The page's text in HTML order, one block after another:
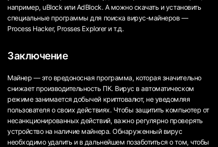
например, uBlock или AdBlock. А можно скачать и установить
специальные программы для поиска вирус-майнеров —
Process Hacker, Prosses Explorer и т.д.
Заключение
Майнер — это вредоносная программа, которая значительно
снижает производительность ПК. Вирус в автоматическом
режиме занимается добычей криптовалют, не уведомляя
пользователя о своих действиях. Чтобы защитить компьютер от
несанкционированных действий, важно регулярно проверять
устройство на наличие майнера. Обнаруженный вирус
необходимо удалить и в дальнейшем позаботиться о том, чтобы